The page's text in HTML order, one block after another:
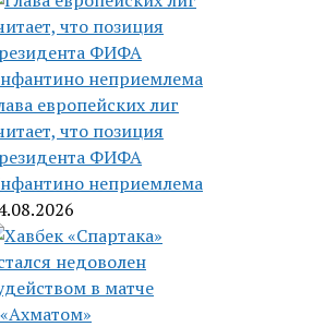
европейских лиг
что позиция
ФИФА
неприемлема